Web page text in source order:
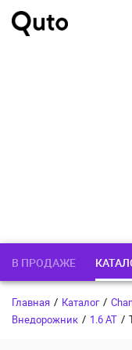
В ПРОДАЖЕ
Главная / Каталог /
Внедорожник / 1.6 AT /